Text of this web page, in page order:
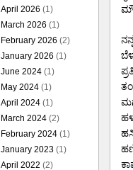
April 2026 (1)
March 2026 (1)
February 2026 (2)
January 2026 (1)
June 2024 (1)
May 2024 (1)
April 2024 (1)
March 2024 (2)
February 2024 (1)
January 2023 (1)
April 2022 (2)